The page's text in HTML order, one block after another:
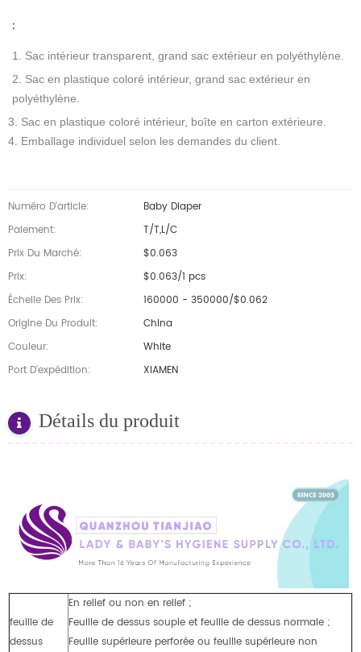
：
1. Sac intérieur transparent, grand sac extérieur en polyéthylène.
2. Sac en plastique coloré intérieur, grand sac extérieur en
polyéthylène.
3. Sac en plastique coloré intérieur, boîte en carton extérieure.
4. Emballage individuel selon les demandes du client.
Numéro D'article:
Baby Diaper
Paiement:
T/T,L/C
Prix Du Marché:
$0.063
Prix:
$0.063/1 pcs
Échelle Des Prix:
160000 - 350000/$0.062
Origine Du Produit:
China
Couleur:
White
Port D'expédition:
XIAMEN
Détails du produit
feuille de
dessus
En relief ou non en relief ;
Feuille de dessus souple et feuille de dessus normale ;
Feuille supérieure perforée ou feuille supérieure non